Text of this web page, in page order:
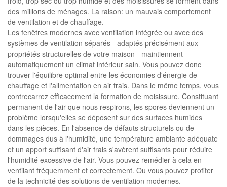
des millions de ménages. La raison: un mauvais comportement
de ventilation et de chauffage.
Les fenêtres modernes avec ventilation intégrée ou avec des
systèmes de ventilation séparés - adaptés précisément aux
propriétés structurelles de votre maison - maintiennent
automatiquement un climat intérieur sain. Vous pouvez donc
trouver l'équilibre optimal entre les économies d'énergie de
chauffage et l'alimentation en air frais. Dans le même temps, vous
contrecarrez efficacement la formation de moisissure. Constituant
permanent de l'air que nous respirons, les spores deviennent un
problème lorsqu'elles se déposent sur des surfaces humides
dans les pièces. En l'absence de défauts structurels ou de
dommages dus à l'humidité, une température ambiante adéquate
et un apport suffisant d'air frais s'avèrent suffisants pour réduire
l'humidité excessive de l'air. Vous pouvez remédier à cela en
ventilant fréquemment et correctement. Ou vous pouvez profiter
de la technicité des solutions de ventilation modernes.